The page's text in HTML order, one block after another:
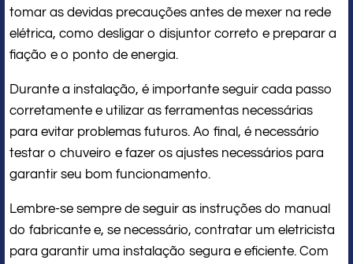
tomar as devidas precauções antes de mexer na rede
elétrica, como desligar o disjuntor correto e preparar a
fiação e o ponto de energia.
Durante a instalação, é importante seguir cada passo
corretamente e utilizar as ferramentas necessárias
para evitar problemas futuros. Ao final, é necessário
testar o chuveiro e fazer os ajustes necessários para
garantir seu bom funcionamento.
Lembre-se sempre de seguir as instruções do manual
do fabricante e, se necessário, contratar um eletricista
para garantir uma instalação segura e eficiente. Com